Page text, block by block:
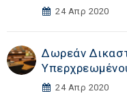
24 Απρ 2020
Δωρεάν
24 Απρ 2020